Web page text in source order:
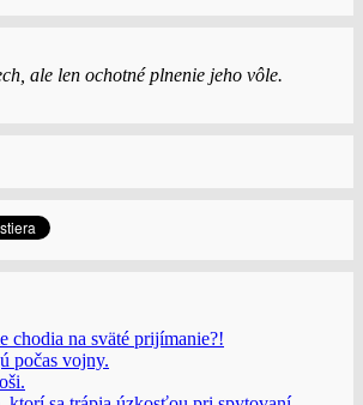
ale len ochotné plnenie jeho vôle.
chodia na sväté prijímanie?!
počas vojny.